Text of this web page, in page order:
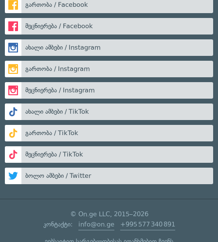
გართობა / Facebook
მეცნიერება / Facebook
ახალი ამბები / Instagram
გართობა / Instagram
მეცნიერება / Instagram
ახალი ამბები / TikTok
გართობა / TikTok
მეცნიერება / TikTok
ბოლო ამბები / Twitter
© On.ge LLC, 2015–2026
კონტაქტი: info@on.ge +995 577 340 891